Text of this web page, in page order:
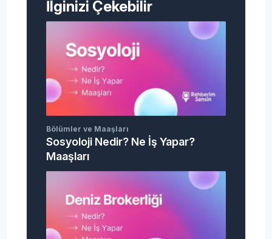
İlginizi Çekebilir
Bölümler ve Maaşları
Sosyoloji Nedir? Ne İş Yapar?
Maaşları